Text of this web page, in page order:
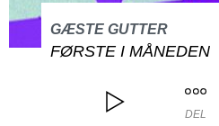
GÆSTE GUTTER
FØRSTE I MÅNEDEN
DEL